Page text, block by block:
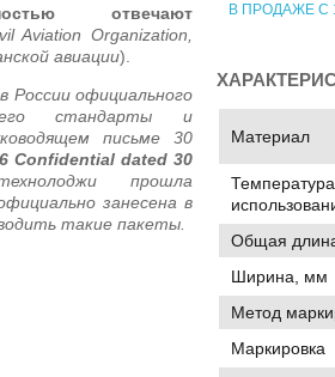
В ПРОДАЖЕ С
отвечают
Aviation Organization,
авиации).
России официального
стандарты и
письме 30
Confidential dated 30
прошла
занесена в
такие пакеты.
Материал
Температура
Общая
Ширина, мм
Метод
Маркировка